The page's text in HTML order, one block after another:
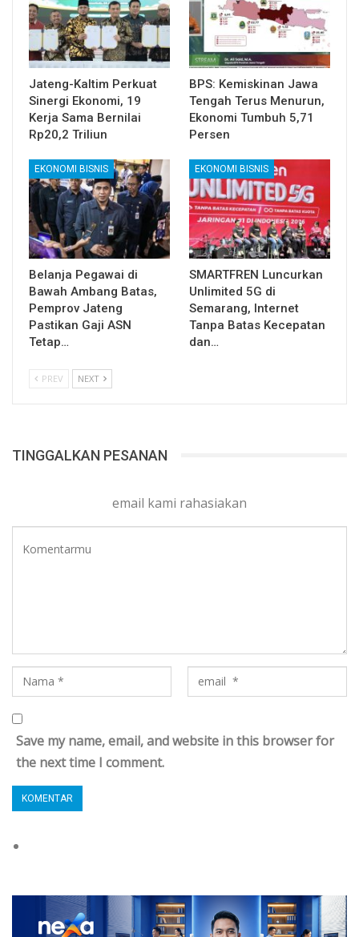
Jateng-Kaltim Perkuat
Sinergi Ekonomi, 19
Kerja Sama Bernilai
Rp20,2 Triliun
BPS: Kemiskinan Jawa
Tengah Terus Menurun,
Ekonomi Tumbuh 5,71
Persen
EKONOMI BISNIS
Belanja Pegawai di
Bawah Ambang Batas,
Pemprov Jateng
Pastikan Gaji ASN
Tetap…
EKONOMI BISNIS
SMARTFREN Luncurkan
Unlimited 5G di
Semarang, Internet
Tanpa Batas Kecepatan
dan…
PREV NEXT
TINGGALKAN PESANAN
email kami rahasiakan
Save my name, email, and website in this browser for
the next time I comment.